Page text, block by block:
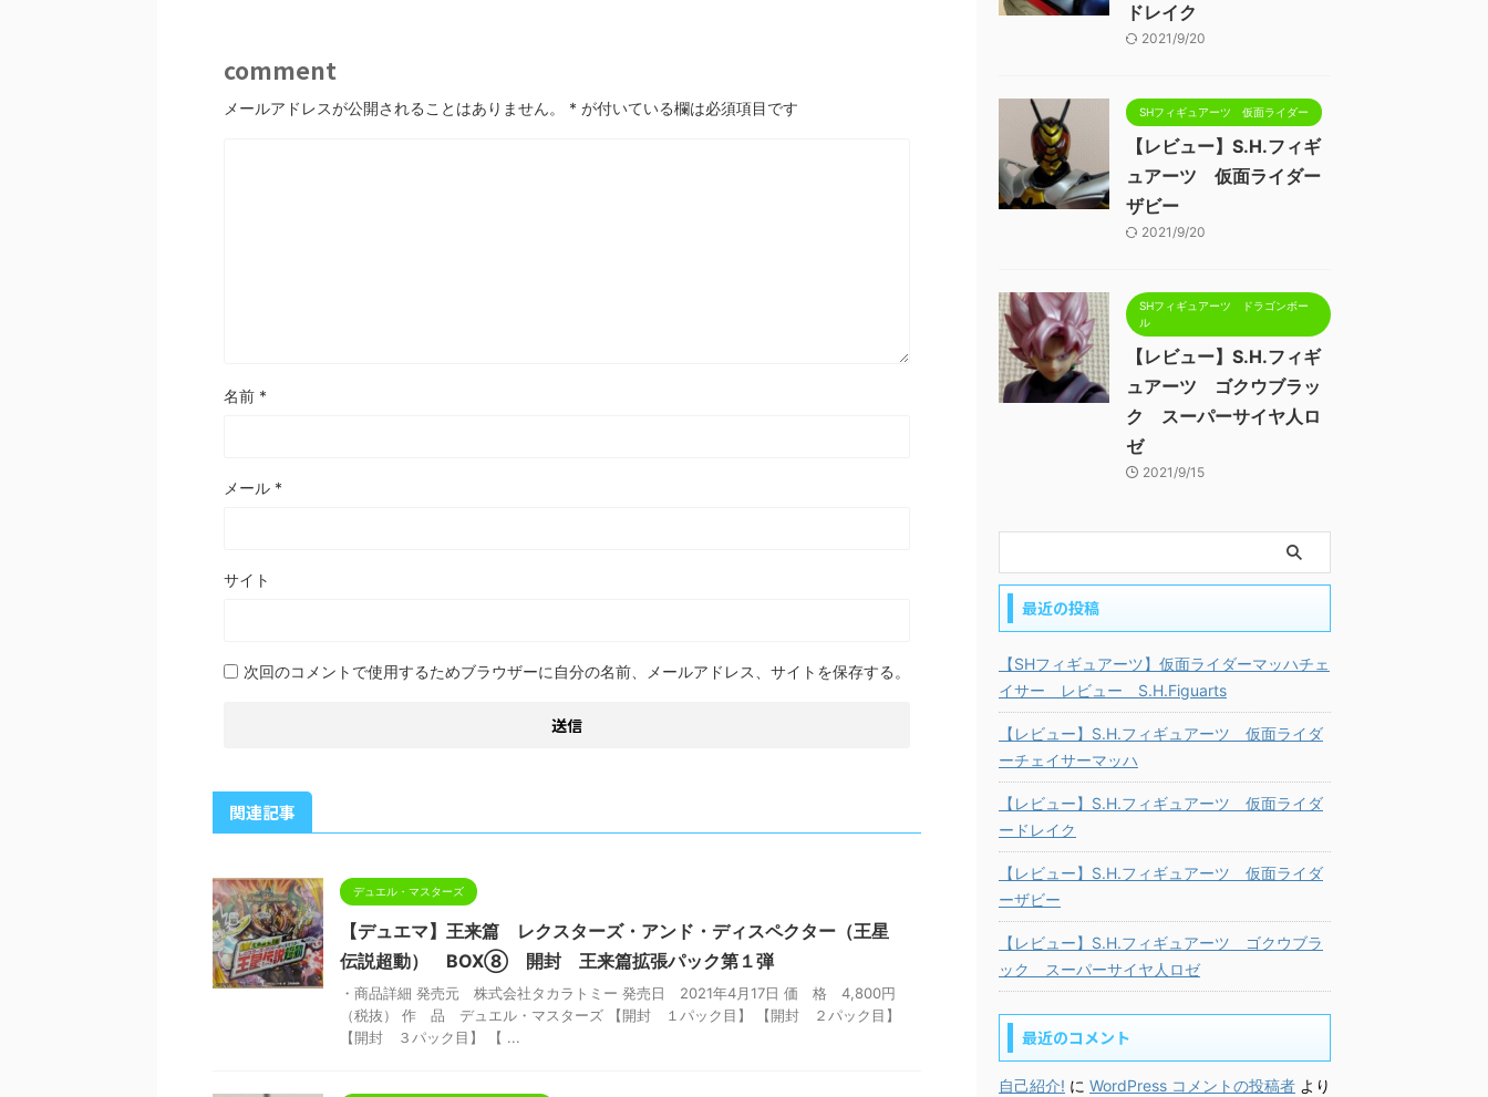
comment
メールアドレスが公開されることはありません。 * が付いている欄は必須項目です
名前 *
メール *
サイト
次回のコメントで使用するためブラウザーに自分の名前、メールアドレス、サイトを保存する。
関連記事
デュエル・マスターズ
【デュエマ】王来篇 レクスターズ・アンド・ディスペクター（王星
伝説超動） BOX⑧ 開封 王来篇拡張パック第１弾
・商品詳細 発売元 株式会社タカラトミー 発売日 2021年4月17日 価 格 4,800円
（税抜） 作 品 デュエル・マスターズ 【開封 １パック目】 【開封 ２パック目】
【開封 ３パック目】 【 ...
ドレイク
2021/9/20
SHフィギュアーツ 仮面ライダー
【レビュー】S.H.フィギ
ュアーツ 仮面ライダー
ザビー
2021/9/20
SHフィギュアーツ ドラゴンボー
ル
【レビュー】S.H.フィギ
ュアーツ ゴクウブラッ
ク スーパーサイヤ人ロ
ゼ
2021/9/15
最近の投稿
【SHフィギュアーツ】仮面ライダーマッハチェ
イサー レビュー S.H.Figuarts
【レビュー】S.H.フィギュアーツ 仮面ライダ
ーチェイサーマッハ
【レビュー】S.H.フィギュアーツ 仮面ライダ
ードレイク
【レビュー】S.H.フィギュアーツ 仮面ライダ
ーザビー
【レビュー】S.H.フィギュアーツ ゴクウブラ
ック スーパーサイヤ人ロゼ
最近のコメント
自己紹介! に WordPress コメントの投稿者 より